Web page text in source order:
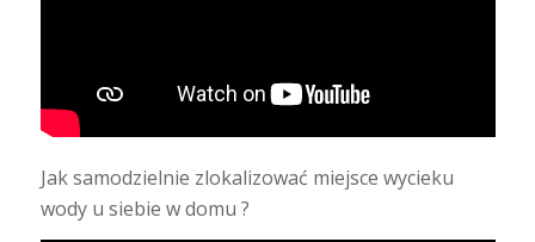
Jak samodzielnie zlokalizować miejsce wycieku
wody u siebie w domu ?